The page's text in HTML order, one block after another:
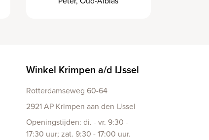
Winkel Krimpen a/d IJssel
Rotterdamseweg 60-64
2921 AP Krimpen aan den IJssel
Openingstijden: di. - vr. 9:30 -
17:30 uur; zat. 9:30 - 17:00 uur.